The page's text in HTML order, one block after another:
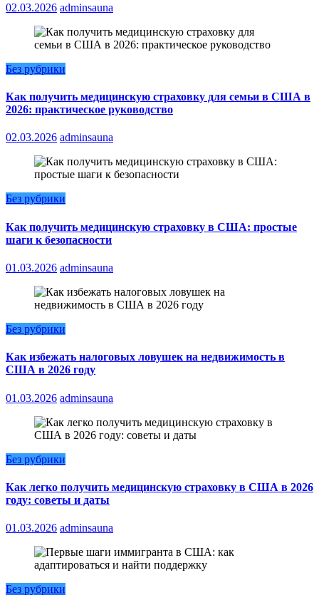
02.03.2026 adminsauna
Без рубрики
Как получить медицинскую страховку для семьи в США в
2026: практическое руководство
02.03.2026 adminsauna
Без рубрики
Как получить медицинскую страховку в США: простые
шаги к безопасности
01.03.2026 adminsauna
Без рубрики
Как избежать налоговых ловушек на недвижимость в
США в 2026 году
01.03.2026 adminsauna
Без рубрики
Как легко получить медицинскую страховку в США в 2026
году: советы и даты
01.03.2026 adminsauna
Без рубрики